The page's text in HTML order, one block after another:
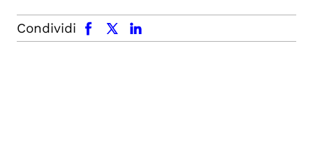
Condividi
facebook x.com linkedin